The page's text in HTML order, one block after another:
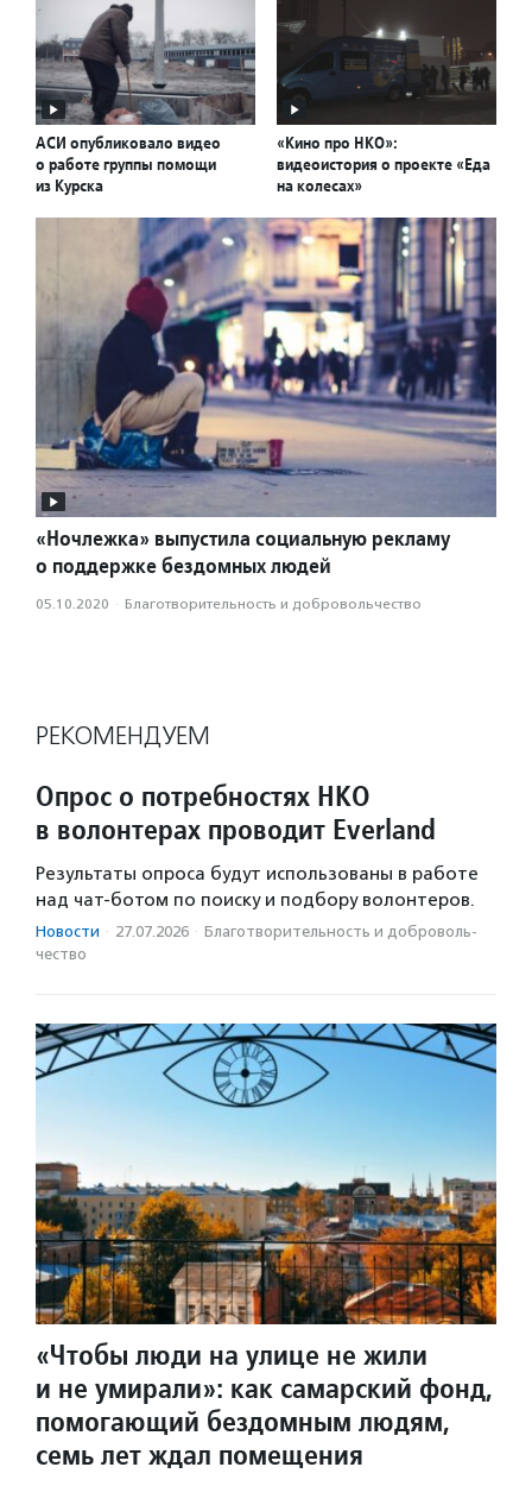
АСИ опубликовало видео
о работе группы помощи
из Курска
«Кино про НКО»:
видеоистория о проекте «Еда
на колесах»
«Ночлежка» выпустила социальную рекламу
о поддержке бездомных людей
05.10.2020 · Благотвори­тель­ность и доброволь­чест­во
РЕКОМЕНДУЕМ
Опрос о потребностях НКО
в волонтерах проводит Everland
Результаты опроса будут использованы в работе
над чат-ботом по поиску и подбору волонтеров.
Новости · 27.07.2026 · Благотвори­тель­ность и доброволь­
чест­во
«Чтобы люди на улице не жили
и не умирали»: как самарский фонд,
помогающий бездомным людям,
семь лет ждал помещения